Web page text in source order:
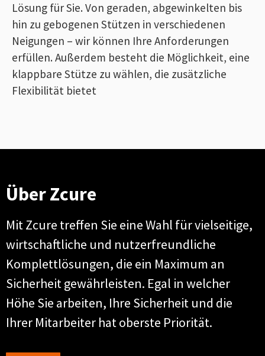
Lösung für Sie. Von geraden, abgewinkelten bis
hin zu gebogenen Stützen in verschiedenen
Neigungen – wir können Ihre Anforderungen
erfüllen. Außerdem besteht die Möglichkeit, eine
klappbare Stütze zu wählen, die zusätzliche
Flexibilität bietet
Über Zcure
Mit Zcure treffen Sie eine Wahl für vielseitige,
wirtschaftliche und nutzerfreundliche
Komplettlösungen, die ein Maximum an
Sicherheit gewährleisten. Egal in welcher
Höhe Sie arbeiten, Ihre Sicherheit und die
Ihrer Mitarbeiter hat oberste Priorität.